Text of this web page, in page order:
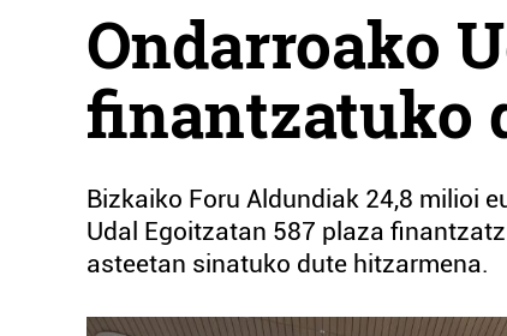
Ondarroako
finantzatuko
Bizkaiko Foru Aldundiak 24,8 milioi
Udal Egoitzatan 587 plaza
asteetan sinatuko dute hitzarmena.